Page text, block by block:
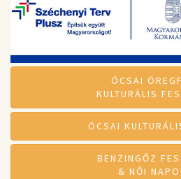
ÓCSAI
KULTURÁLIS
ÓCSAI
BENZINGŐZ
& NŐI